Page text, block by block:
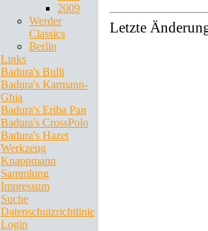
2009
Werder
Classics
Berlin
Links
Badura's Bulli
Badura's Karmann-
Ghia
Badura's Eriba Pan
Badura's CrossPolo
Badura's Hazet
Werkzeug
Knappmann
Sammlung
Impressum
Suche
Datenschutzrichtlinie
Login
Letzte